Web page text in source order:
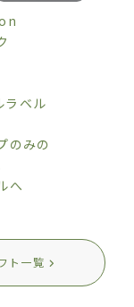
ラベル
のみの
へ
ト一覧